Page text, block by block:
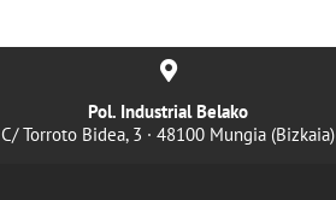
Pol. Industrial Belako
C/ Torroto Bidea, 3 · 48100 Mungia (Bizkaia)